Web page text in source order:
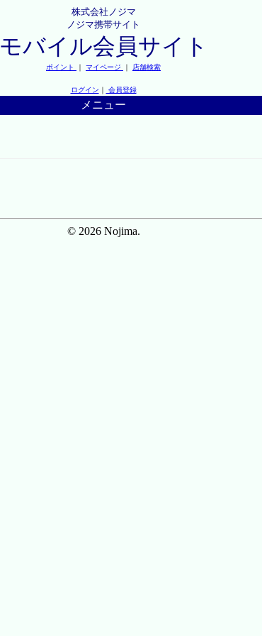
株式会社ノジマ
ノジマ携帯サイト
モバイル会員サイト
ポイント ｜ マイページ ｜ 店舗検索
ログイン ｜ 会員登録
メニュー
© 2026 Nojima.